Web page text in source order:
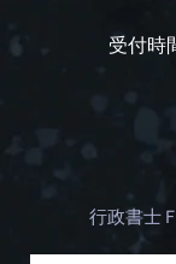
受付時
行政書士